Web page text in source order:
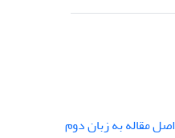
اصل مقاله به زبان دوم